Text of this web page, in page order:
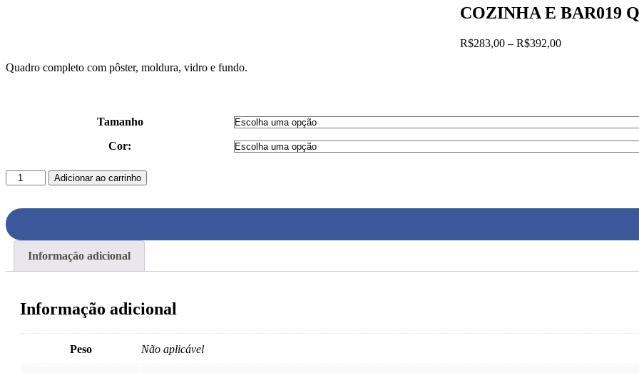
COZINHA E BAR019
R$283,00 – R$392,00Faixa
Quadro completo com pôster, moldura, vidro e fundo.
Tamanho
Cor:
COZINHA
E
QUADRO
quantidade
Adicionar ao carrinho
Informação adicional
Informação adicional
Peso Não aplicável